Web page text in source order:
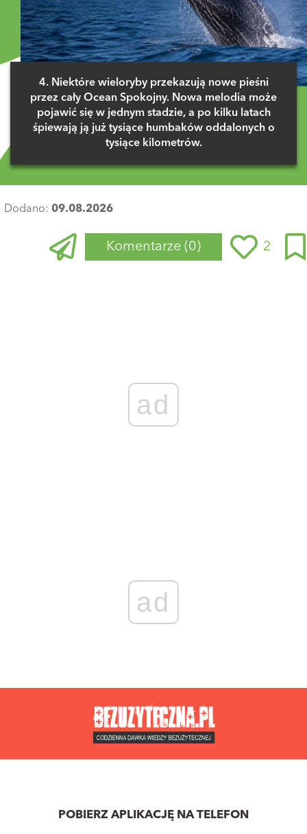
4. Niektóre wieloryby przekazują nowe pieśni
przez cały Ocean Spokojny. Nowa melodia może
pojawić się w jednym stadzie, a po kilku latach
śpiewają ją już tysiące humbaków oddalonych o
tysiące kilometrów.
Dodano: 09.08.2026
Komentarze (0) 2
ad
ad
POBIERZ APLIKACJĘ NA TELEFON